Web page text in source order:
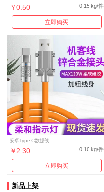
￥0.50 0.15 kg/件
立即购买
安卓Type-C数据线
￥2.30 0.10 kg/件
立即购买
新品上架